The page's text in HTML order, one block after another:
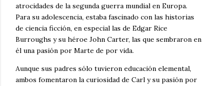
atrocidades de la segunda guerra mundial en Europa.
Para su adolescencia, estaba fascinado con las historias
de ciencia ficción, en especial las de Edgar Rice
Burroughs y su héroe John Carter, las que sembraron en
él una pasión por Marte de por vida.
Aunque sus padres sólo tuvieron educación elemental,
ambos fomentaron la curiosidad de Carl y su pasión por